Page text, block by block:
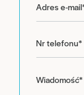
Adres e-
Nr telefonu*
Wiadomość*